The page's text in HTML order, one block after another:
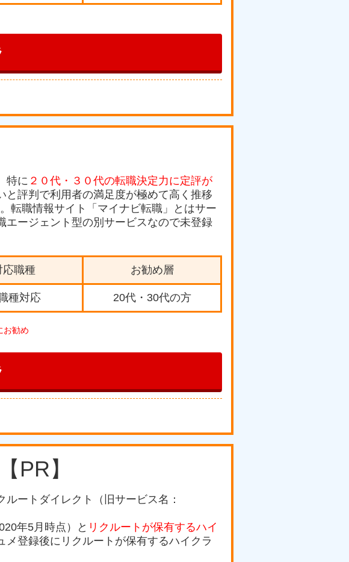
特に ２０代・３０代の転職決定力に定評が
と評判で利用者の満足度が極めて高く推移
転職情報サイト「マイナビ転職」とはサー
エージェント型の別サービスなので未登録
応職種 お勧め層
種対応 20代・30代の方
お勧め
PR】
ルートダイレクト（旧サービス名：
年5月時点）と リクルートが保有するハイ
メ登録後にリクルートが保有するハイクラ